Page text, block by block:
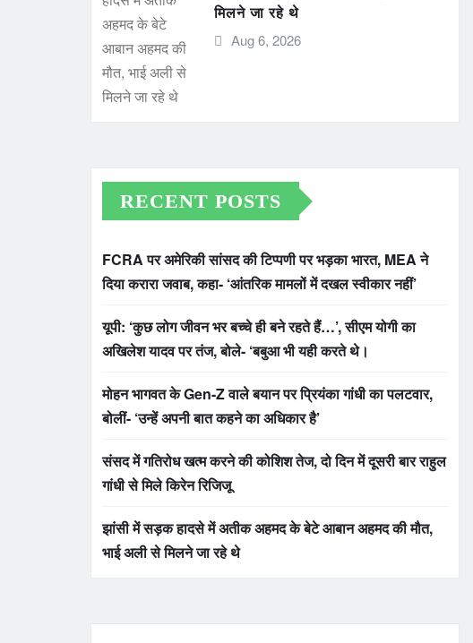
मिलने जा रहे थे
Aug 6, 2026
RECENT POSTS
FCRA पर अमेरिकी सांसद की टिप्पणी पर भड़का भारत, MEA ने
दिया करारा जवाब, कहा- ‘आंतरिक मामलों में दखल स्वीकार नहीं’
यूपी: ‘कुछ लोग जीवन भर बच्चे ही बने रहते हैं…’, सीएम योगी का
अखिलेश यादव पर तंज, बोले- ‘बबुआ भी यही करते थे।
मोहन भागवत के Gen-Z वाले बयान पर प्रियंका गांधी का पलटवार,
बोलीं- ‘उन्हें अपनी बात कहने का अधिकार है’
संसद में गतिरोध खत्म करने की कोशिश तेज, दो दिन में दूसरी बार राहुल
गांधी से मिले किरेन रिजिजू
झांसी में सड़क हादसे में अतीक अहमद के बेटे आबान अहमद की मौत,
भाई अली से मिलने जा रहे थे